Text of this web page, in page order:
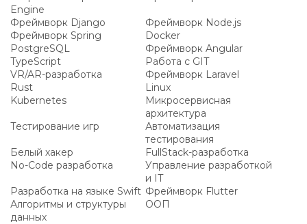
Engine
Фреймворк Django
Фреймворк Node.js
Фреймворк Spring
Docker
PostgreSQL
Фреймворк Angular
TypeScript
Работа с GIT
VR/AR-разработка
Фреймворк Laravel
Rust
Linux
Kubernetes
Микросервисная
архитектура
Тестирование игр
Автоматизация
тестирования
Белый хакер
FullStack-разработка
No-Code разработка
Управление разработкой
и IT
Разработка на языке Swift Фреймворк Flutter
Алгоритмы и структуры
данных
ООП